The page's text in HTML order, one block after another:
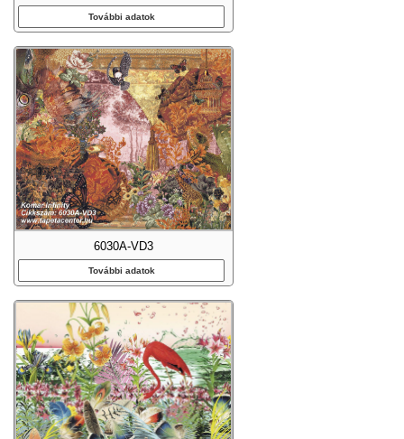
További adatok
6030A-VD3
További adatok